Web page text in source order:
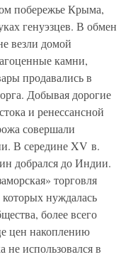
побережье Крыма,
генуэзцев. В обмен
везли домой
камни,
продавались в
Добывая дорогие
и ренессансной
совершали
В середине XV в.
добрался до Индии.
торговля
нуждалась
более всего
цен накоплению
не использовался в